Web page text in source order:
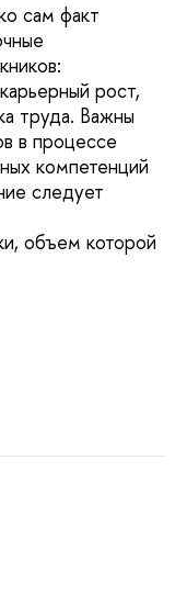
сам факт
рост,
труда. Важны
в процессе
компетенций
следует
объем которой